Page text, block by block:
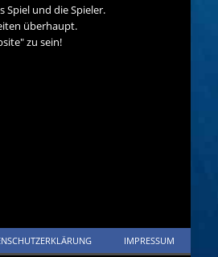
Spiel und die Spieler.
überhaupt.
zu sein!
IMPRESSUM